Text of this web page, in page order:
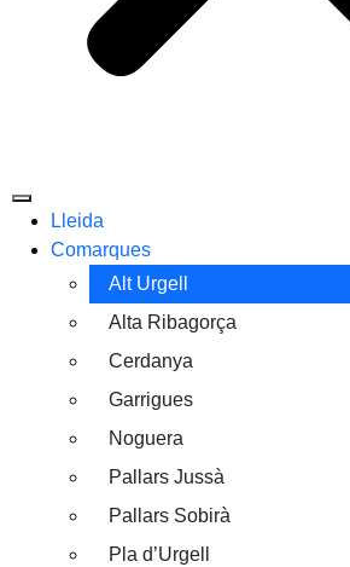
Lleida
Comarques
Alt Urgell
Alta Ribagorça
Cerdanya
Garrigues
Noguera
Pallars Jussà
Pallars Sobirà
Pla d’Urgell